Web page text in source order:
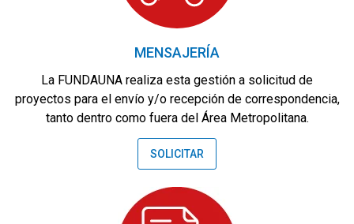
MENSAJERÍA
La FUNDAUNA realiza esta gestión a solicitud de
proyectos para el envío y/o recepción de correspondencia,
tanto dentro como fuera del Área Metropolitana.
SOLICITAR